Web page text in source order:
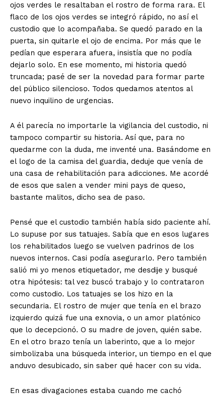
ojos verdes le resaltaban el rostro de forma rara. El
flaco de los ojos verdes se integró rápido, no así el
custodio que lo acompañaba. Se quedó parado en la
puerta, sin quitarle el ojo de encima. Por más que le
pedían que esperara afuera, insistía que no podía
dejarlo solo. En ese momento, mi historia quedó
truncada; pasé de ser la novedad para formar parte
del público silencioso. Todos quedamos atentos al
nuevo inquilino de urgencias.
A él parecía no importarle la vigilancia del custodio, ni
tampoco compartir su historia. Así que, para no
quedarme con la duda, me inventé una. Basándome en
el logo de la camisa del guardia, deduje que venía de
una casa de rehabilitación para adicciones. Me acordé
de esos que salen a vender mini pays de queso,
bastante malitos, dicho sea de paso.
Pensé que el custodio también había sido paciente ahí.
Lo supuse por sus tatuajes. Sabía que en esos lugares
los rehabilitados luego se vuelven padrinos de los
nuevos internos. Casi podía asegurarlo. Pero también
salió mi yo menos etiquetador, me desdije y busqué
otra hipótesis: tal vez buscó trabajo y lo contrataron
como custodio. Los tatuajes se los hizo en la
secundaria. El rostro de mujer que tenía en el brazo
izquierdo quizá fue una exnovia, o un amor platónico
que lo decepcionó. O su madre de joven, quién sabe.
En el otro brazo tenía un laberinto, que a lo mejor
simbolizaba una búsqueda interior, un tiempo en el que
anduvo desubicado, sin saber qué hacer con su vida.
En esas divagaciones estaba cuando me cachó